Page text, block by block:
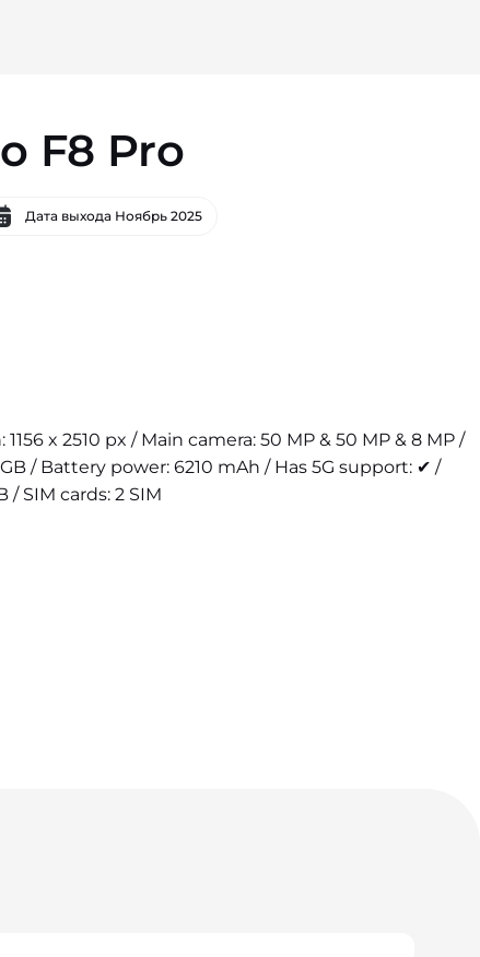
F8 Pro
Дата выхода Ноябрь 2025
x 2510 px / Main camera: 50 MP & 50 MP & 8 MP /
/ Battery power: 6210 mAh / Has 5G support: ✔ /
/ SIM cards: 2 SIM